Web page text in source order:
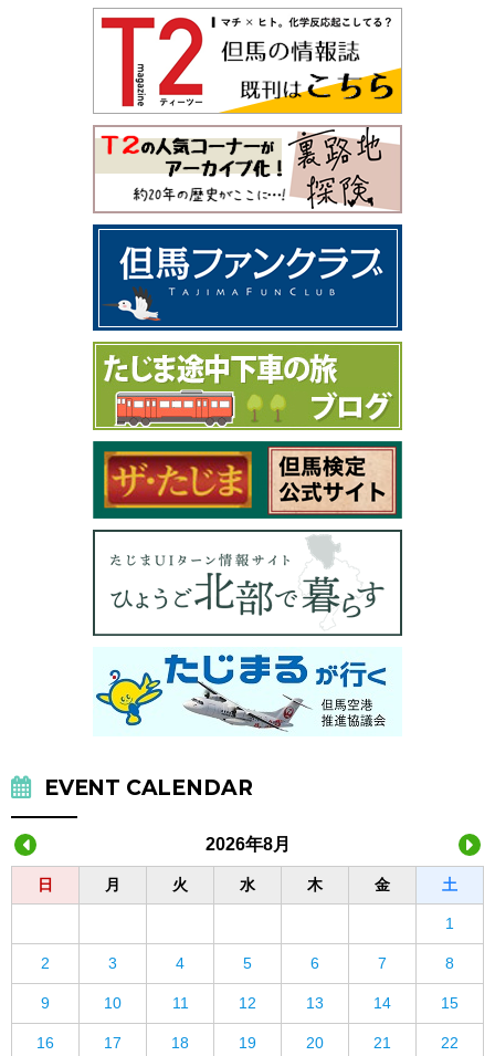
EVENT CALENDAR
2026年8月
日 月 火 水 木 金 土
1
2 3 4 5 6 7 8
9 10 11 12 13 14 15
16 17 18 19 20 21 22